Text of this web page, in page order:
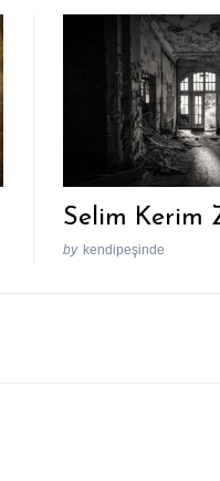
Selim Kerim
by kendipeşinde